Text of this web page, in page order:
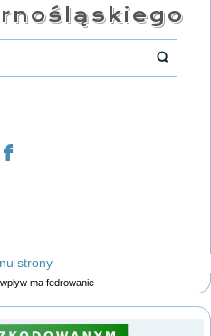
strony
ma fedrowanie